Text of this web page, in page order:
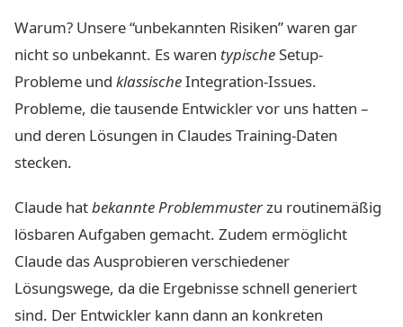
Warum? Unsere “unbekannten Risiken” waren gar
nicht so unbekannt. Es waren typischeSetup-
Probleme und klassischeIntegration-Issues.
Probleme, die tausende Entwickler vor uns hatten –
und deren Lösungen in Claudes Training-Daten
stecken.
Claude hatbekannte Problemmusterzu routinemäßig
lösbaren Aufgaben gemacht. Zudem ermöglicht
Claude das Ausprobieren verschiedener
Lösungswege, da die Ergebnisse schnell generiert
sind. Der Entwickler kann dann an konkreten